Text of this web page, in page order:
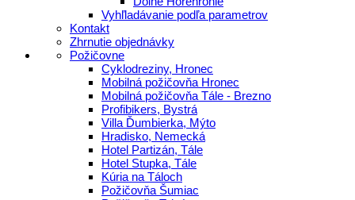
Vyhľladávanie podľa parametrov
Kontakt
Zhrnutie objednávky
Požičovne
Cyklodreziny, Hronec
Mobilná požičovňa Hronec
Mobilná požičovňa Tále - Brezno
Profibikers, Bystrá
Villa Ďumbierka, Mýto
Hradisko, Nemecká
Hotel Partizán, Tále
Hotel Stupka, Tále
Kúria na Táloch
Požičovňa Šumiac